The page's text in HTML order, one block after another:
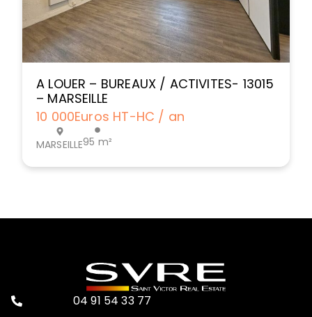
A LOUER – BUREAUX / ACTIVITES- 13015
– MARSEILLE
10 000Euros HT-HC / an
MARSEILLE95 m²
04 91 54 33 77